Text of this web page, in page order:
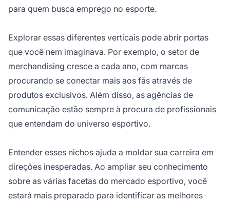
para quem busca emprego no esporte.
Explorar essas diferentes verticais pode abrir portas
que você nem imaginava. Por exemplo, o setor de
merchandising cresce a cada ano, com marcas
procurando se conectar mais aos fãs através de
produtos exclusivos. Além disso, as agências de
comunicação estão sempre à procura de profissionais
que entendam do universo esportivo.
Entender esses nichos ajuda a moldar sua carreira em
direções inesperadas. Ao ampliar seu conhecimento
sobre as várias facetas do mercado esportivo, você
estará mais preparado para identificar as melhores